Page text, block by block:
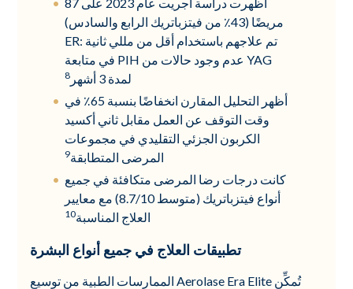
مريضًا (43٪ من فيتزباتريك الرابع والسادس)
تم علاجهم باستخدام أقل من مللي ثانية ER:
YAG عدم وجود حالات من PIH في متابعة
لمدة 3 أشهر
8
أظهر التحليل المقارن انخفاضًا بنسبة 65٪ في
وقت التوقف عن العمل مقابل ثاني أكسيد
الكربون الجزئي التقليدي في مجموعات
المرضى المتطابقة9
كانت درجات رضا المرضى متكافئة في جميع
أنواع فيتزباتريك (متوسط 8.7/10) مع معايير
العلاج المناسبة10
تطبيقات العلاج في جميع أنواع البشرة
تُمكِّن Aerolase Era Elite الممارسات الطبية من توسيع